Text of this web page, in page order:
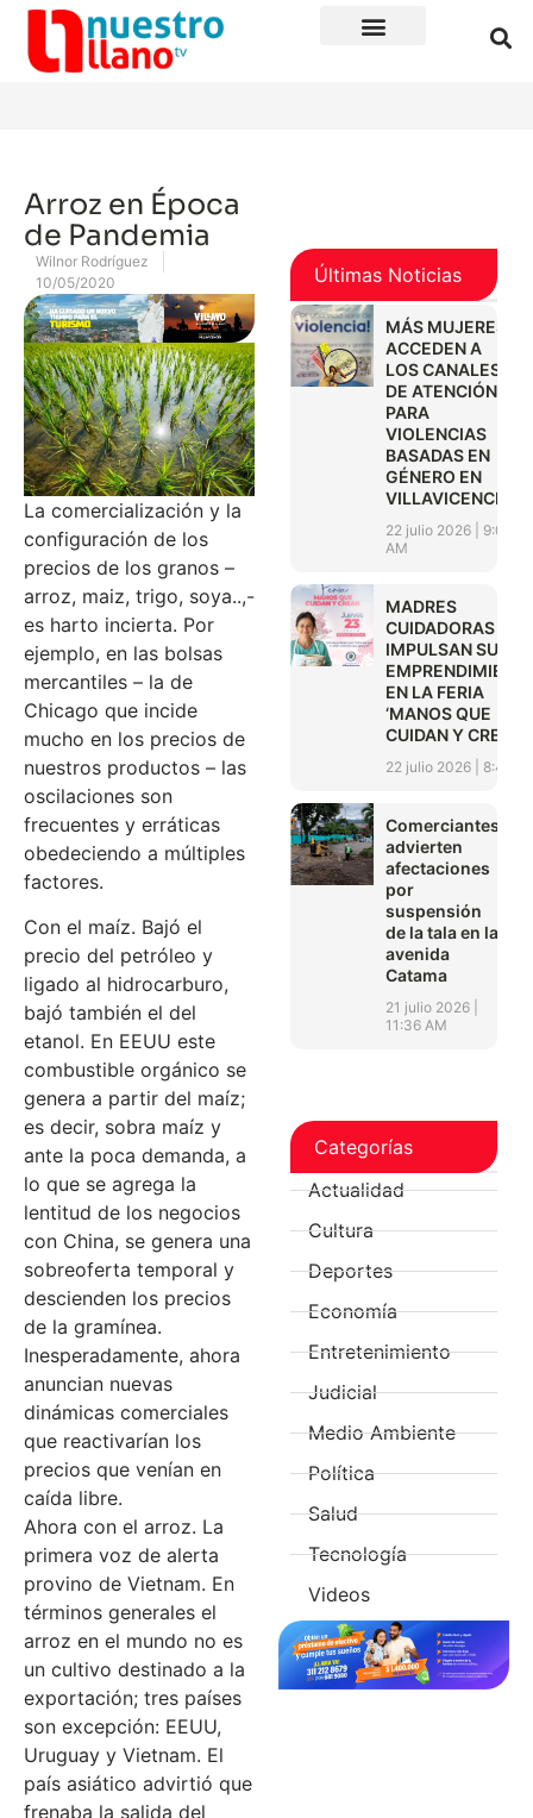
Arroz en Época
de Pandemia
Wilnor Rodríguez
10/05/2020
La comercialización y la
configuración de los
precios de los granos –
arroz, maiz, trigo, soya..,-
es harto incierta. Por
ejemplo, en las bolsas
mercantiles – la de
Chicago que incide
mucho en los precios de
nuestros productos – las
oscilaciones son
frecuentes y erráticas
obedeciendo a múltiples
factores.
Con el maíz. Bajó el
precio del petróleo y
ligado al hidrocarburo,
bajó también el del
etanol. En EEUU este
combustible orgánico se
genera a partir del maíz;
es decir, sobra maíz y
ante la poca demanda, a
lo que se agrega la
lentitud de los negocios
con China, se genera una
sobreoferta temporal y
descienden los precios
de la gramínea.
Inesperadamente, ahora
anuncian nuevas
dinámicas comerciales
que reactivarían los
precios que venían en
caída libre.
Ahora con el arroz. La
primera voz de alerta
provino de Vietnam. En
términos generales el
arroz en el mundo no es
un cultivo destinado a la
exportación; tres países
son excepción: EEUU,
Uruguay y Vietnam. El
país asiático advirtió que
frenaba la salida del
Últimas Noticias
MÁS MUJERES
ACCEDEN A
LOS CANALES
DE ATENCIÓN
PARA
VIOLENCIAS
BASADAS EN
GÉNERO EN
VILLAVICENCIO
22 julio 2026
9:01
AM
MADRES
CUIDADORAS
IMPULSAN SUS
EN LA FERIA
‘MANOS QUE
CUIDAN Y CREAN’
22 julio 2026 8:45
Comerciantes
advierten
afectaciones
por
suspensión
de la tala en la
avenida
Catama
21 julio 2026
11:36 AM
Categorías
Actualidad
Cultura
Deportes
Economía
Entretenimiento
Judicial
Medio Ambiente
Política
Salud
Tecnología
Videos